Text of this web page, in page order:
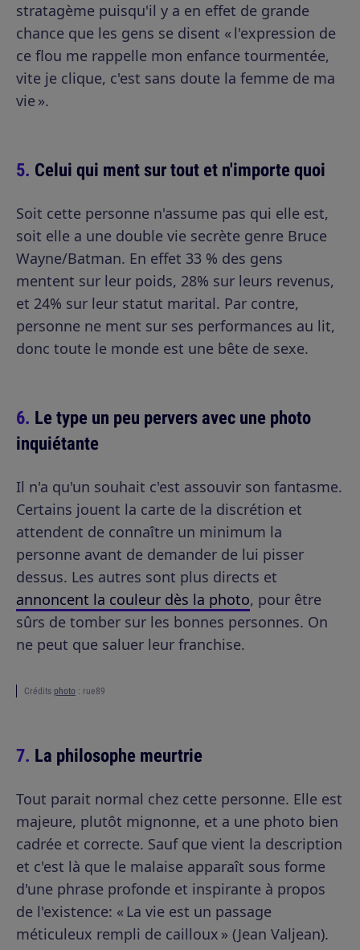
stratagème puisqu'il y a en effet de grande
chance que les gens se disent « l'expression de
ce flou me rappelle mon enfance tourmentée,
vite je clique, c'est sans doute la femme de ma
vie ».
Celui qui ment sur tout et n'importe quoi
Soit cette personne n'assume pas qui elle est,
soit elle a une double vie secrète genre Bruce
Wayne/Batman. En effet 33 % des gens
mentent sur leur poids, 28% sur leurs revenus,
et 24% sur leur statut marital. Par contre,
personne ne ment sur ses performances au lit,
donc toute le monde est une bête de sexe.
Le type un peu pervers avec une photo
inquiétante
Il n'a qu'un souhait c'est assouvir son fantasme.
Certains jouent la carte de la discrétion et
attendent de connaître un minimum la
personne avant de demander de lui pisser
dessus. Les autres sont plus directs et
annoncent la couleur dès la photo, pour être
sûrs de tomber sur les bonnes personnes. On
ne peut que saluer leur franchise.
Crédits photo : rue89
La philosophe meurtrie
Tout parait normal chez cette personne. Elle est
majeure, plutôt mignonne, et a une photo bien
cadrée et correcte. Sauf que vient la description
et c'est là que le malaise apparaît sous forme
d'une phrase profonde et inspirante à propos
de l'existence: « La vie est un passage
méticuleux rempli de cailloux » (Jean Valjean).